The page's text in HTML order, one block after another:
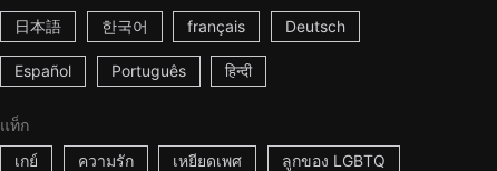
日本語 한국어 français Deutsch
Español Português हिन्दी
แท็ก
เกย์
ความรัก เหยียดเพศ ลูกของ LGBTQ